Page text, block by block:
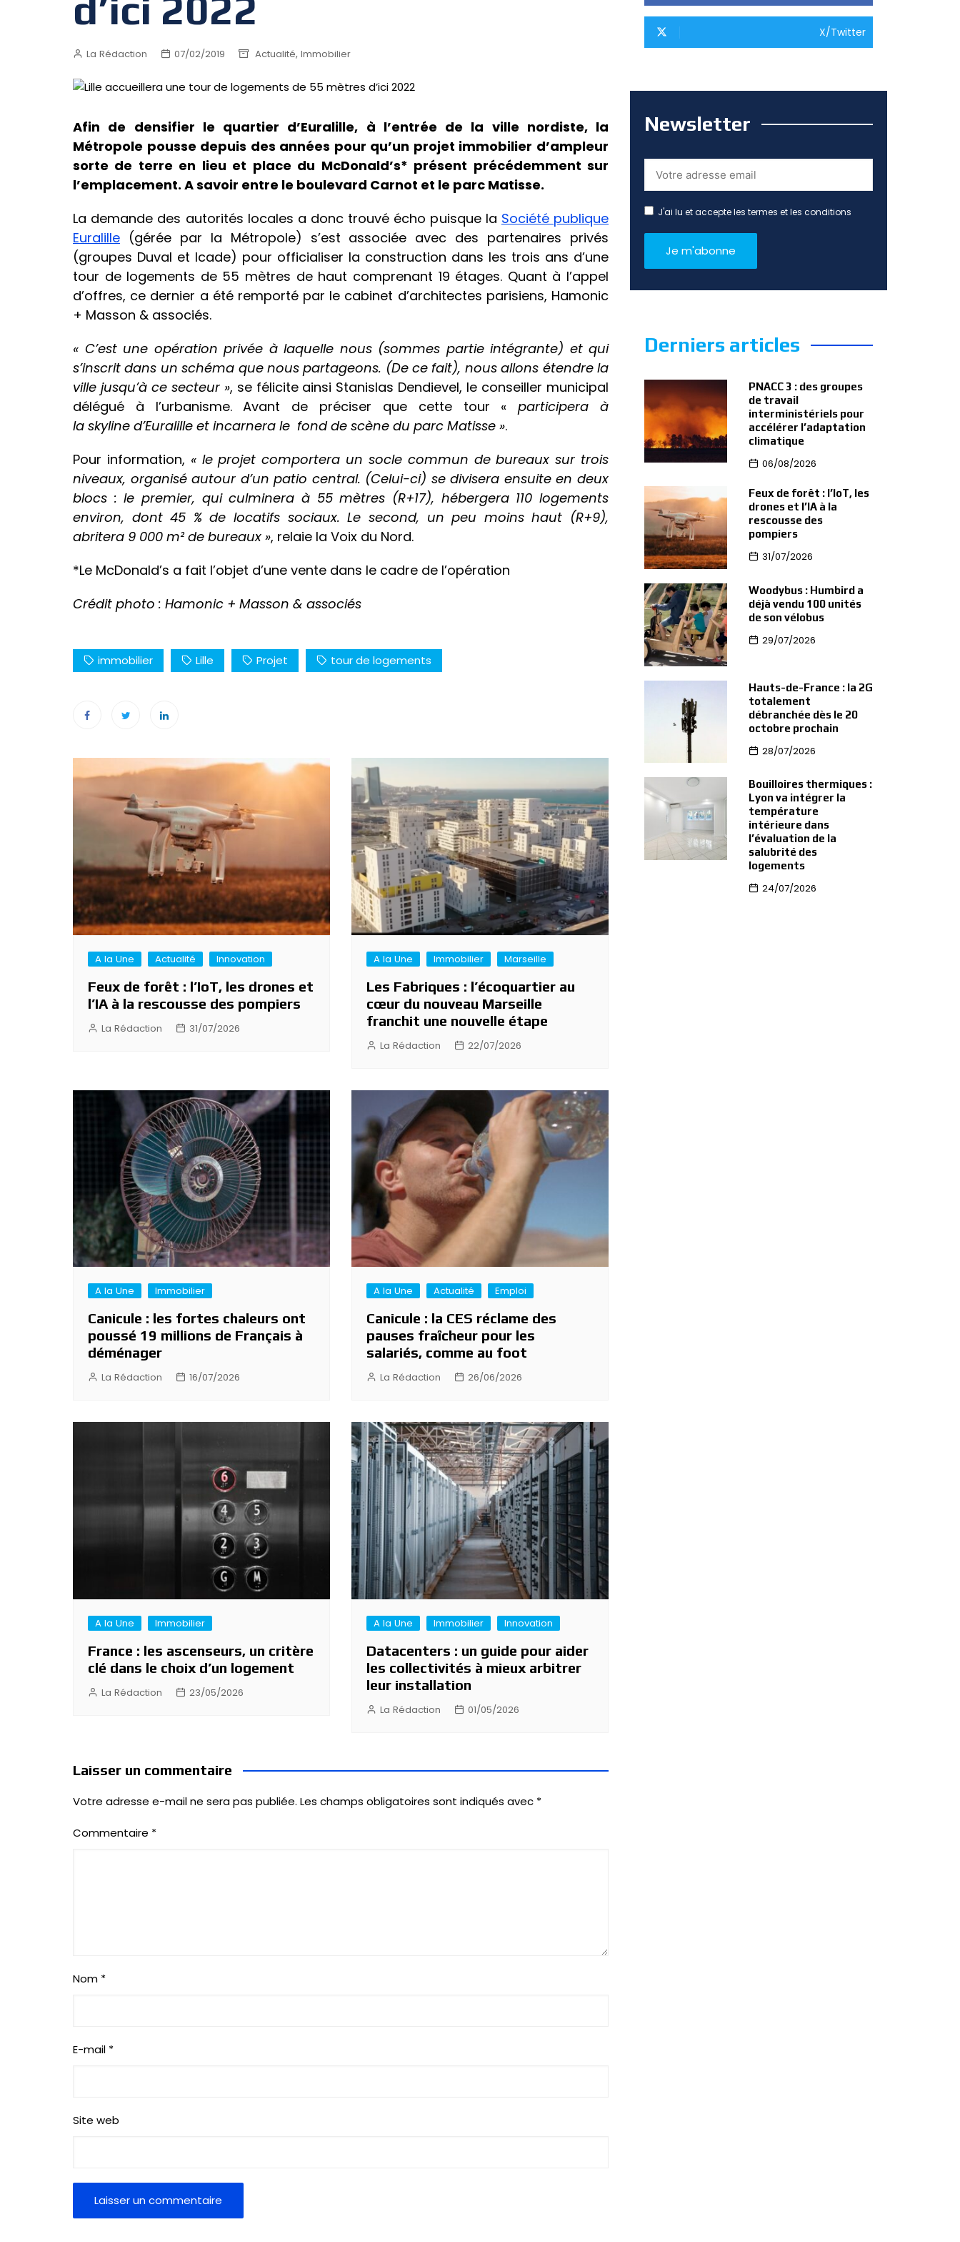
La Rédaction 07/02/2019 Actualité, Immobilier
Afin de densifier le quartier d’Euralille, à l’entrée de la ville nordiste, la
Métropole pousse depuis des années pour qu’un projet immobilier d’ampleur
sorte de terre en lieu et place du McDonald’s* présent précédemment sur
l’emplacement. A savoir entre le boulevard Carnot et le parc Matisse.
La demande des autorités locales a donc trouvé écho puisque la Société publique
Euralille (gérée par la Métropole) s’est associée avec des partenaires privés
(groupes Duval et Icade) pour officialiser la construction dans les trois ans d’une
tour de logements de 55 mètres de haut comprenant 19 étages. Quant à l’appel
d’offres, ce dernier a été remporté par le cabinet d’architectes parisiens, Hamonic
+ Masson & associés.
« C’est une opération privée à laquelle nous (sommes partie intégrante) et qui
s’inscrit dans un schéma que nous partageons. (De ce fait), nous allons étendre la
ville jusqu’à ce secteur », se félicite ainsi Stanislas Dendievel, le conseiller municipal
délégué à l’urbanisme. Avant de préciser que cette tour «participera à
la skyline d’Euralille et incarnera le fond de scène du parc Matisse ».
Pour information, « le projet comportera un socle commun de bureaux sur trois
niveaux, organisé autour d’un patio central. (Celui-ci) se divisera ensuite en deux
blocs : le premier, qui culminera à 55 mètres (R+17), hébergera 110 logements
environ, dont 45 % de locatifs sociaux. Le second, un peu moins haut (R+9),
abritera 9 000 m² de bureaux », relaie la Voix du Nord.
*Le McDonald’s a fait l’objet d’une vente dans le cadre de l’opération
Crédit photo : Hamonic + Masson & associés
immobilier Lille Projet tour de logements
Navigation
l’article
A la Une Actualité Innovation
Feux de forêt : l’IoT, les drones et
l’IA à la rescousse des pompiers
La Rédaction 31/07/2026
A la Une Immobilier Marseille
Les Fabriques : l’écoquartier au
cœur du nouveau Marseille
franchit une nouvelle étape
La Rédaction 22/07/2026
A la Une Immobilier
Canicule : les fortes chaleurs ont
poussé 19 millions de Français à
déménager
La Rédaction 16/07/2026
A la Une Actualité Emploi
Canicule : la CES réclame des
pauses fraîcheur pour les
salariés, comme au foot
La Rédaction 26/06/2026
A la Une Immobilier
France : les ascenseurs, un critère
clé dans le choix d’un logement
La Rédaction 23/05/2026
A la Une Immobilier Innovation
Datacenters : un guide pour aider
les collectivités à mieux arbitrer
leur installation
La Rédaction 01/05/2026
Laisser un commentaire
Votre adresse e-mail ne sera pas publiée. Les champs obligatoires sont indiqués avec *
Commentaire *
Nom *
E-mail *
Site web
X/Twitter
Newsletter
J'ai lu et accepte les termes et les conditions
Derniers articles
PNACC 3 : des groupes
de travail
interministériels pour
accélérer l’adaptation
climatique
06/08/2026
Feux de forêt : l’IoT, les
drones et l’IA à la
rescousse des
pompiers
31/07/2026
Woodybus : Humbird a
déjà vendu 100 unités
de son vélobus
29/07/2026
Hauts-de-France : la 2G
totalement
débranchée dès le 20
octobre prochain
28/07/2026
Bouilloires thermiques :
Lyon va intégrer la
température
intérieure dans
l’évaluation de la
salubrité des
logements
24/07/2026